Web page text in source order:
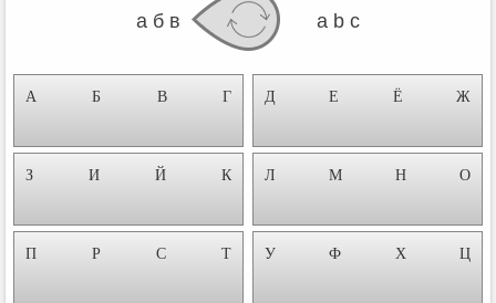
а б в a b c
А Б В Г Д Е Ё Ж
З И Й К Л М Н О
П Р С Т У Ф Х Ц